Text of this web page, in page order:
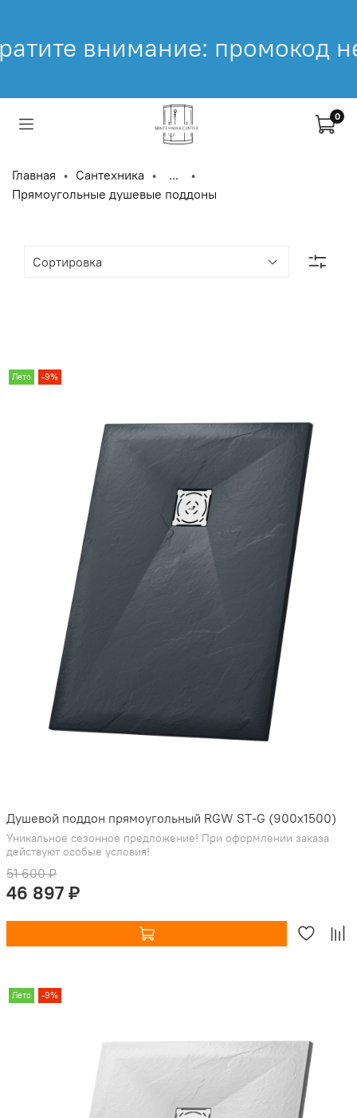
промокод не
0
Главная Сантехника
...
Прямоугольные душевые поддоны
Лето -9%
Душевой поддон прямоугольный RGW ST-G (900x1500)
Уникальное сезонное предложение! При оформлении заказа
действуют особые условия!
51 600 ₽
46 897 ₽
Лето -9%